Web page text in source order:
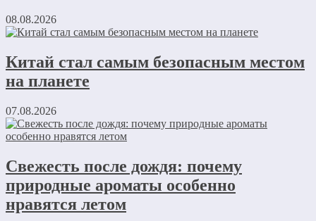
08.08.2026
Китай стал самым безопасным местом
на планете
07.08.2026
Свежесть после дождя: почему
природные ароматы особенно
нравятся летом